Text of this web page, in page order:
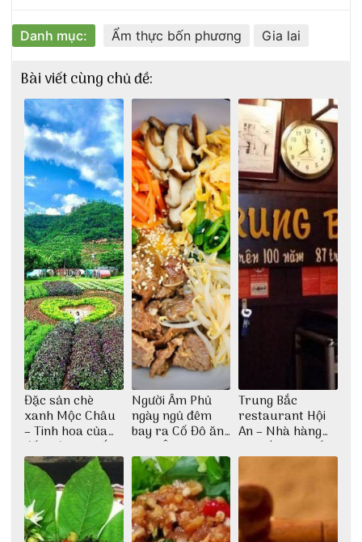
Danh mục: Ẩm thực bốn phương Gia lai
Bài viết cùng chủ đề:
Đặc sản chè
xanh Mộc Châu
– Tinh hoa của
đất trời Tây Bắc
Người Âm Phủ
ngày ngủ đêm
bay ra Cố Đô ăn
Cơm Âm Phủ
Huế
Trung Bắc
restaurant Hội
An – Nhà hàng
cao lầu có thiết
kế vô cùng ấn
tượng giữa lòng
phố Hội